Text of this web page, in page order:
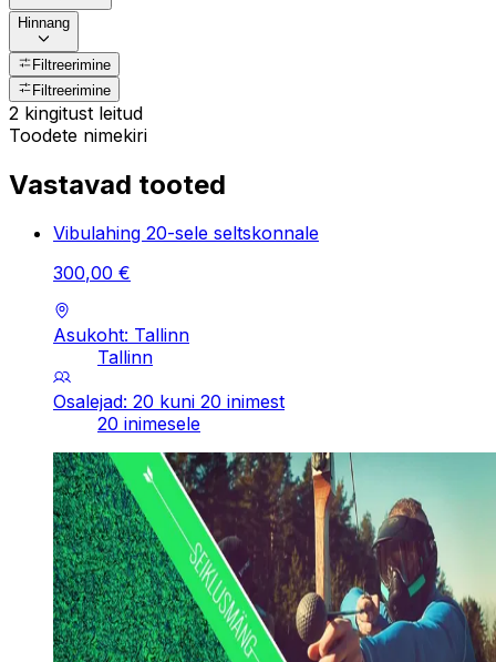
Hinnang
Filtreerimine
Filtreerimine
2 kingitust leitud
Toodete nimekiri
Vastavad tooted
Vibulahing 20-sele seltskonnale
300,00 €
Asukoht: Tallinn
Tallinn
Osalejad: 20 kuni 20 inimest
20 inimesele